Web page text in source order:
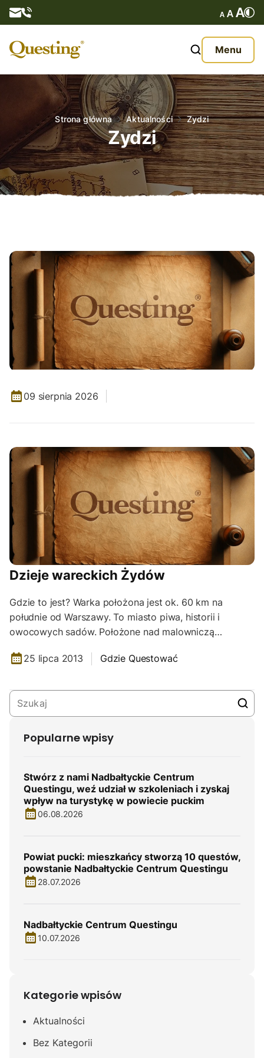
Menu
O nas
Oferta
Aktualności
Kontakt
Strona główna Aktualności Zydzi
Zydzi
09 sierpnia 2026
Dzieje wareckich Żydów
Gdzie to jest? Warka położona jest ok. 60 km na
południe od Warszawy. To miasto piwa, historii i
owocowych sadów. Położone nad malowniczą…
25 lipca 2013 Gdzie Questować
Popularne wpisy
Stwórz z nami Nadbałtyckie Centrum
Questingu, weź udział w szkoleniach i zyskaj
wpływ na turystykę w powiecie puckim
06.08.2026
Powiat pucki: mieszkańcy stworzą 10 questów,
powstanie Nadbałtyckie Centrum Questingu
28.07.2026
Nadbałtyckie Centrum Questingu
10.07.2026
Kategorie wpisów
Aktualności
Bez Kategorii